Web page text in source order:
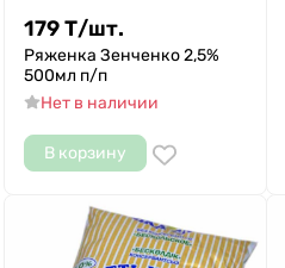
179Т/шт.
Ряженка Зенченко 2,5%
500мл п/п
Нет в наличии
В корзину